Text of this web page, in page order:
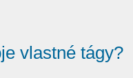
vlastné tágy?